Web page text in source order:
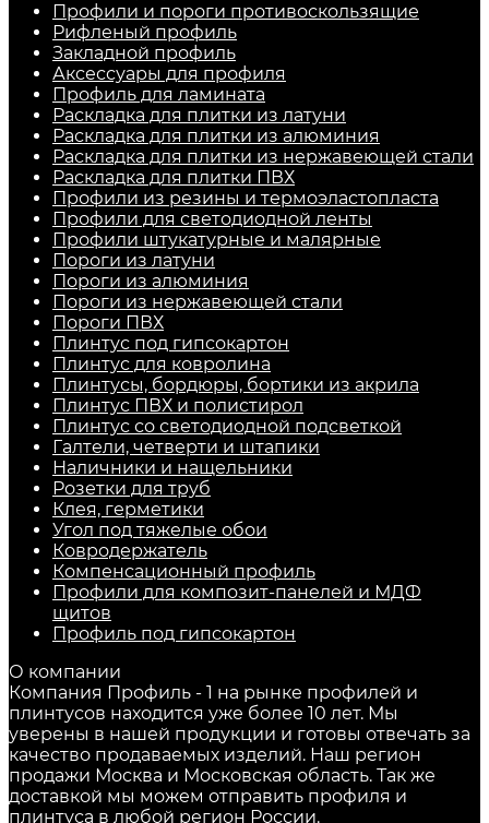
Профили и пороги противоскользящие
Рифленый профиль
Закладной профиль
Аксессуары для профиля
Профиль для ламината
Раскладка для плитки из латуни
Раскладка для плитки из алюминия
Раскладка для плитки из нержавеющей стали
Раскладка для плитки ПВХ
Профили из резины и термоэластопласта
Профили для светодиодной ленты
Профили штукатурные и малярные
Пороги из латуни
Пороги из алюминия
Пороги из нержавеющей стали
Пороги ПВХ
Плинтус под гипсокартон
Плинтус для ковролина
Плинтусы, бордюры, бортики из акрила
Плинтус ПВХ и полистирол
Плинтус со светодиодной подсветкой
Галтели, четверти и штапики
Наличники и нащельники
Розетки для труб
Клея, герметики
Угол под тяжелые обои
Ковродержатель
Компенсационный профиль
Профили для композит-панелей и МДФ
щитов
Профиль под гипсокартон
О компании
Компания Профиль - 1 на рынке профилей и
плинтусов находится уже более 10 лет. Мы
уверены в нашей продукции и готовы отвечать за
качество продаваемых изделий. Наш регион
продажи Москва и Московская область. Так же
доставкой мы можем отправить профиля и
плинтуса в любой регион России.